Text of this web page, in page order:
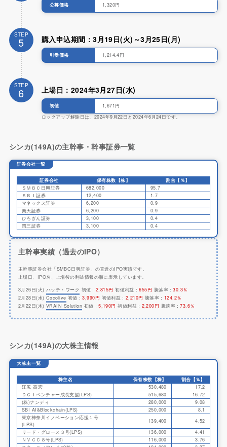
公募価格 1,320円
STEP
5 購入申込期間：3月19日(火)～3月25日(月)
引受価格 1,214.4円
STEP
6 上場日：2024年3月27日(水)
初値
1,671円
ロックアップ解除日は、2024年9月22日と2024年6月24日です。
シンカ(149A)の主幹事・幹事証券一覧
証券会社一覧
証券会社 保有株数【株】
割合【％】
ＳＭＢＣ日興証券
682,000
95.7
ＳＢＩ証券
12,400
1.7
マネックス証券
6,200
0.9
楽天証券
6,200
0.9
ひろぎん証券
3,100
0.4
岡三証券
3,100 0.4
主幹事実績（過去のIPO）
主幹事証券会社「SMBC日興証券」の直近のIPO実績です。
上場日、IPO名、上場後の利益情報の順に表示しています。
3月26日(火) ハッチ・ワーク 初値： 2,815円 初値利益：655円 騰落率：30.3％
2月28日(水) Cocolive 初値：3,990円 初値利益： 2,210円 騰落率： 124.2％
2月22日(木) VRAIN Solution 初値：5,190円 初値利益： 2,200円 騰落率：73.6％
シンカ(149A)の大株主情報
大株主一覧
株主名 保有株数【株】
割合【％】
江尻 高宏
530,480
17.2
ＤＣＩベンチャー成長支援(LPS)
515,680
16.72
(株)ナンディ
280,000
9.08
SBI AI&Blockchain(LPS)
250,000
8.1
東京神奈川イノベーション応援１号
(LPS)
139,400
4.52
リード・グロース３号(LPS)
136,000
4.41
ＮＶＣＣ８号(LPS)
116,000
3.76